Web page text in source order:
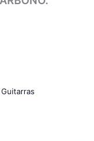
Guitarras